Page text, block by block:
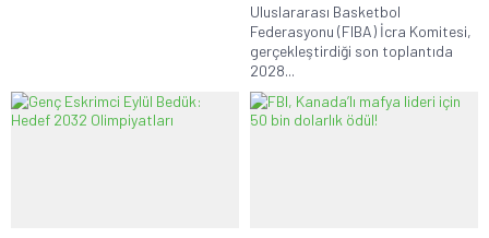
Uluslararası Basketbol
Federasyonu (FIBA) İcra Komitesi,
gerçekleştirdiği son toplantıda
2028...